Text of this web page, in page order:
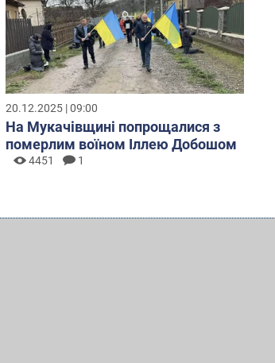
20.12.2025 | 09:00
На Мукачівщині попрощалися з
померлим воїном Іллею Добошом
4451 1